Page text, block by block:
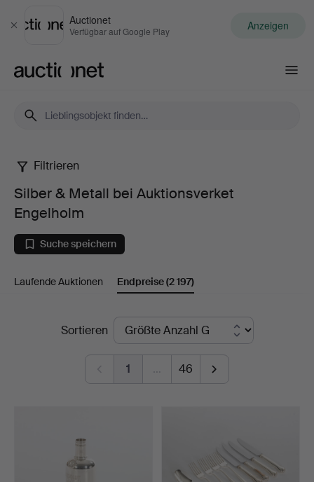
Schließen
Auctionet
Verfügbar auf Google Play Anzeigen
Silber
Metall
bei
Engelholm
Filtrieren
Silber & Metall bei Auktionsverket
Engelholm
Suche speichern
Laufende Auktionen Endpreise(2 197)
EndpreiseSortieren
1 … 46